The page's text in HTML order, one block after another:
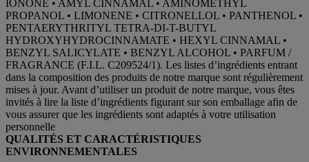
IONONE • AMYL CINNAMAL • AMINOMETHYL
PROPANOL • LIMONENE • CITRONELLOL • PANTHENOL •
PENTAERYTHRITYL TETRA-DI-T-BUTYL
HYDROXYHYDROCINNAMATE • HEXYL CINNAMAL •
BENZYL SALICYLATE • BENZYL ALCOHOL • PARFUM /
FRAGRANCE (F.I.L. C209524/1). Les listes d’ingrédients entrant
dans la composition des produits de notre marque sont régulièrement
mises à jour. Avant d’utiliser un produit de notre marque, vous êtes
invités à lire la liste d’ingrédients figurant sur son emballage afin de
vous assurer que les ingrédients sont adaptés à votre utilisation
personnelle
QUALITÉS ET CARACTÉRISTIQUES
ENVIRONNEMENTALES